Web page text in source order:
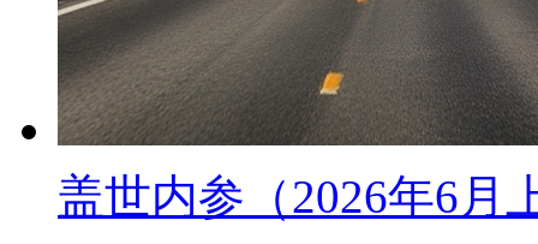
盖世内参（2026年6月